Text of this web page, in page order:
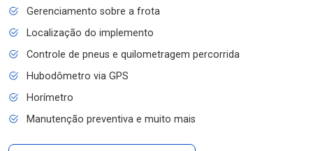
Gerenciamento sobre a frota
Localização do implemento
Controle de pneus e quilometragem percorrida
Hubodômetro via GPS
Horímetro
Manutenção preventiva e muito mais